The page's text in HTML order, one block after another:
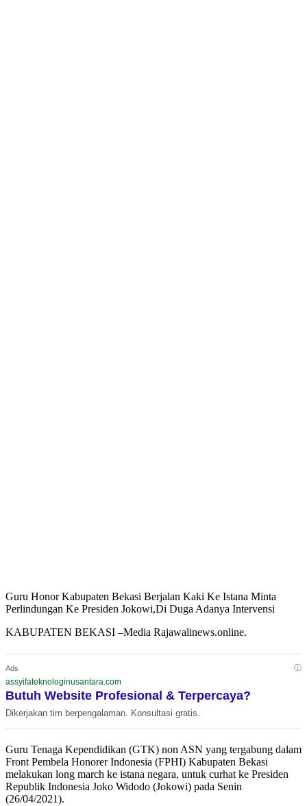
Guru Honor Kabupaten Bekasi Berjalan Kaki Ke Istana Minta
Perlindungan Ke Presiden Jokowi,Di Duga Adanya Intervensi
KABUPATEN BEKASI –Media Rajawalinews.online.
Ads ⓘ
assyifateknologinusantara.com
Butuh Website Profesional & Terpercaya?
Dikerjakan tim berpengalaman. Konsultasi gratis.
Guru Tenaga Kependidikan (GTK) non ASN yang tergabung dalam
Front Pembela Honorer Indonesia (FPHI) Kabupaten Bekasi
melakukan long march ke istana negara, untuk curhat ke Presiden
Republik Indonesia Joko Widodo (Jokowi) pada Senin
(26/04/2021).